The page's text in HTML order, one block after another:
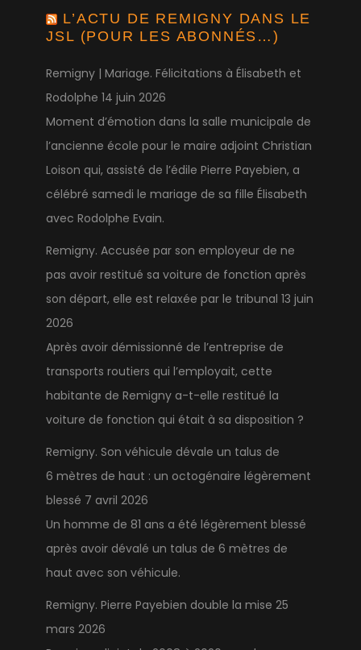
L’ACTU DE REMIGNY DANS LE
JSL (POUR LES ABONNÉS…)
Remigny | Mariage. Félicitations à Élisabeth et
Rodolphe 14 juin 2026
Moment d’émotion dans la salle municipale de
l’ancienne école pour le maire adjoint Christian
Loison qui, assisté de l’édile Pierre Payebien, a
célébré samedi le mariage de sa fille Élisabeth
avec Rodolphe Evain.
Remigny. Accusée par son employeur de ne
pas avoir restitué sa voiture de fonction après
son départ, elle est relaxée par le tribunal 13 juin
2026
Après avoir démissionné de l’entreprise de
transports routiers qui l’employait, cette
habitante de Remigny a-t-elle restitué la
voiture de fonction qui était à sa disposition ?
Remigny. Son véhicule dévale un talus de
6 mètres de haut : un octogénaire légèrement
blessé 7 avril 2026
Un homme de 81 ans a été légèrement blessé
après avoir dévalé un talus de 6 mètres de
haut avec son véhicule.
Remigny. Pierre Payebien double la mise 25
mars 2026